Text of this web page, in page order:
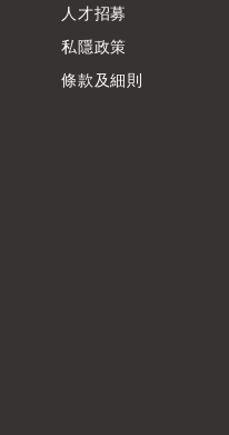
人才招募
私隱政策
條款及細則